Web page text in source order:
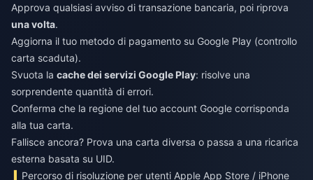
Approva qualsiasi avviso di transazione bancaria, poi riprova
una volta.
Aggiorna il tuo metodo di pagamento su Google Play (controllo
carta scaduta).
Svuota la cache dei servizi Google Play: risolve una
sorprendente quantità di errori.
Conferma che la regione del tuo account Google corrisponda
alla tua carta.
Fallisce ancora? Prova una carta diversa o passa a una ricarica
esterna basata su UID.
Percorso di risoluzione per utenti Apple App Store / iPhone